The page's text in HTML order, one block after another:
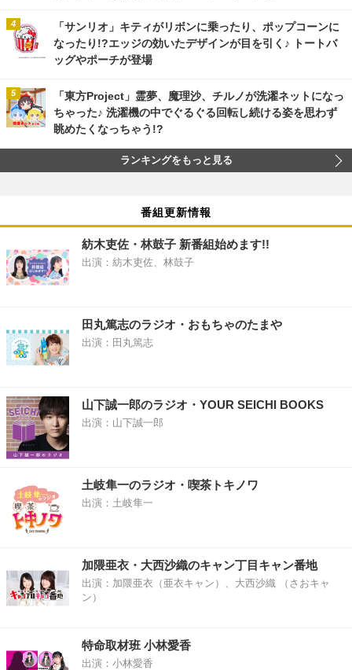
「サンリオ」キティがリボンに乗ったり、ポップコーンに
なったり!?エッジの効いたデザインが目を引く♪ トートバ
ッグやポーチが登場
「東方Project」霊夢、魔理沙、チルノが洗濯ネットになっ
ちゃった♪ 洗濯機の中でぐるぐる回転し続ける姿を思わず
眺めたくなっちゃう!?
ランキングをもっと見る
番組更新情報
紡木吏佐・林鼓子 新番組始めます!!
出演：紡木吏佐、林鼓子
田丸篤志のラジオ・おもちゃのたまや
出演：田丸篤志
山下誠一郎のラジオ・YOUR SEICHI BOOKS
出演：山下誠一郎
土岐隼一のラジオ・喫茶トキノワ
出演：土岐隼一
加隈亜衣・大西沙織のキャン丁目キャン番地
出演：加隈亜衣（亜衣キャン）、大西沙織 （さおキャ
ン）
特命取材班 小林愛香
出演：小林愛香